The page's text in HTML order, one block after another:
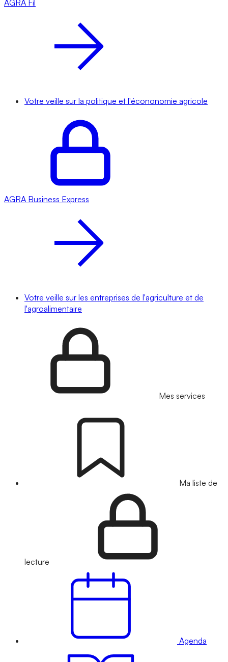
AGRA Fil
Votre veille sur la politique et l'écononomie agricole
AGRA Business Express
Votre veille sur les entreprises de l'agriculture et de
l'agroalimentaire
Mes services
Ma liste de
lecture
Agenda